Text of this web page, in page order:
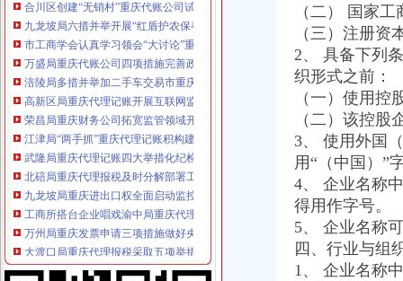
九龙坡局六措并举开展“红盾护农保春耕”重庆财务公司行动见成效
市工商学会认真学习领会“大讨论”重庆代理报税精
万盛局重庆代账公司四项措施完善政务值班制度
涪陵局多措并举加二手车交易市重庆分公司注册场监管
高新区局重庆代理记账开展互联网监管专题知识全员培训
荣昌局重庆财务公司拓宽监管领域开展纺织品质量检查
江津局“两手抓”重庆代理记账积构建食品安全监管长效机制
武隆局重庆代理记账四大举措化纪检监察工作
北碚局重庆代理报税及时分解部署工作目标任务 全力推进重点工作开展
九龙坡局重庆进出口权全面启动监控系统 实现工作运转信息化
工商所搭台企业唱戏渝中局重庆代理报税较场口工商所积创新3.15宣活动形式
万州局重庆发票申请三项措施做好央视3.15晚会现场申诉举报处理工作
大渡口局重庆代理报税采取五项举措着力提高执法质量
国家工商总局重庆分公司注册援助重庆三峡库区工商所信息化设备全部安装到位
大足局重庆财务公司认真做好3.15活动准备工作
（二） 国家
（三）注册资
2、 具备下列
织形式之前：
（一）使用控
（二）该控股
3、 使用外国
用“（中国）”
4、 企业名称
得用作字号。
5、 企业名称
四、行业与组
1、 企业名称